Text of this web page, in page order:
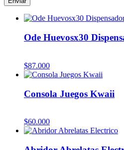
Ode Huevosx30
$87.000
Consola Juegos Kwaii
$60.000